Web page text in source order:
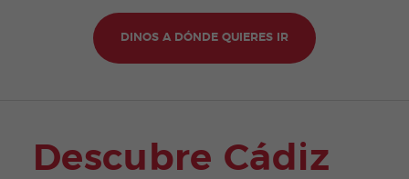
DINOS A DÓNDE QUIERES IR
Descubre Cádiz